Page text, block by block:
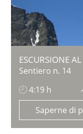
ESCURSIONE
Sentiero n. 14
4:19 h
Saperne di